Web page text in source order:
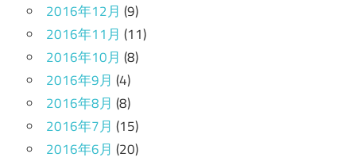
2016年12月 (9)
2016年11月 (11)
2016年10月 (8)
2016年9月 (4)
2016年8月 (8)
2016年7月 (15)
2016年6月 (20)